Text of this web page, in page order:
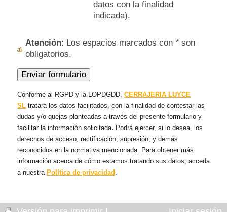
datos con la finalidad
indicada).
Atención : Los espacios marcados con * son
obligatorios.
Conforme al RGPD y la LOPDGDD, CERRAJERIA LUYCE
SL tratará los datos facilitados, con la finalidad de contestar las
dudas y/o quejas planteadas a través del presente formulario y
facilitar la información solicitada. Podrá ejercer, si lo desea, los
derechos de acceso, rectificación, supresión, y demás
reconocidos en la normativa mencionada. Para obtener más
información acerca de cómo estamos tratando sus datos, acceda
a nuestra Política de privacidad